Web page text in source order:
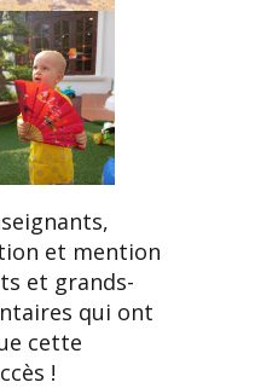
et mention
et grands-
qui ont
cette
!